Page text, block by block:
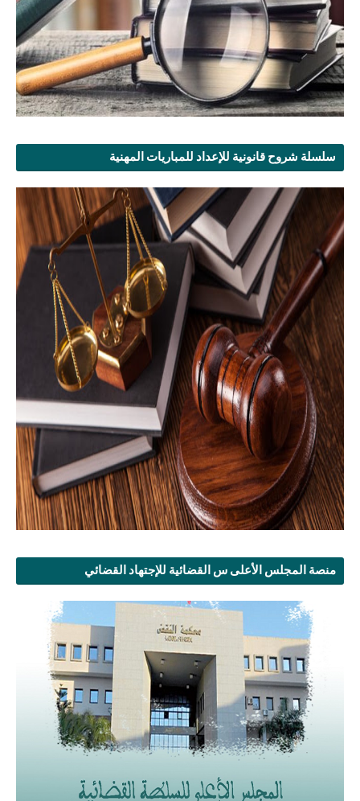
سلسلة شروح قانونية للإعداد للمباريات المهنية
منصة المجلس الأعلى س القضائية للإجتهاد القضائي